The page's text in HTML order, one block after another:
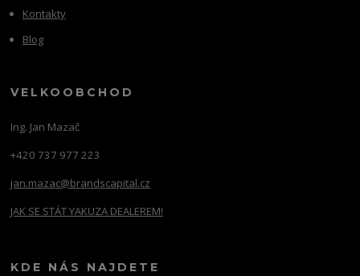
Kontakty
Blog
VELKOOBCHOD
Ing. Jan Mazač
+420 737 977 223
jan.mazac@brandscapital.cz
JAK SE STÁT YAKUZA DEALEREM!
KDE NÁS NAJDETE